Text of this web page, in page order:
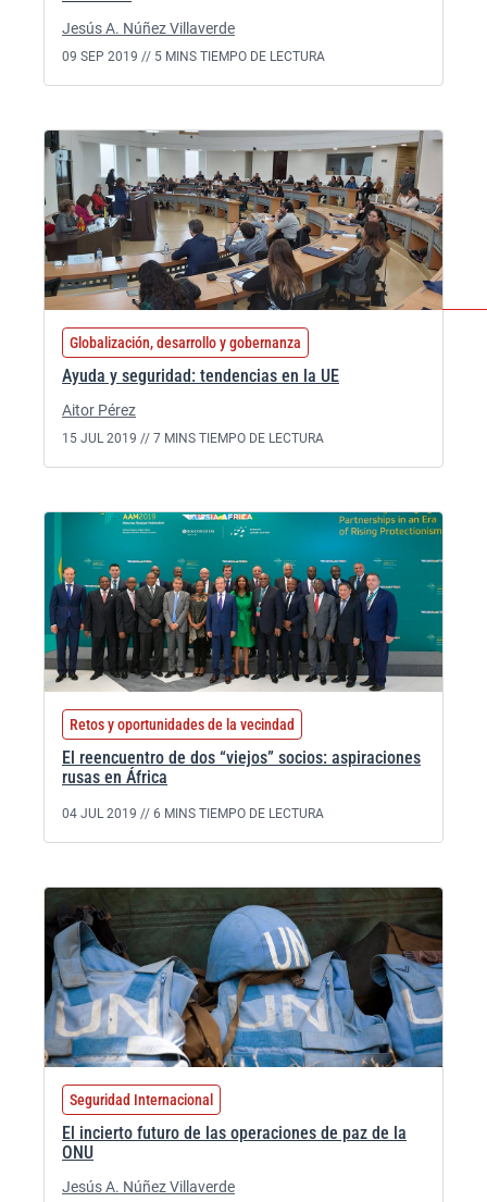
Jesús A. Núñez Villaverde
09 SEP 2019 // 5 MINS TIEMPO DE LECTURA
Globalización, desarrollo y gobernanza
Ayuda y seguridad: tendencias en la UE
Aitor Pérez
15 JUL 2019 // 7 MINS TIEMPO DE LECTURA
Retos y oportunidades de la vecindad
El reencuentro de dos “viejos” socios: aspiraciones
rusas en África
04 JUL 2019 // 6 MINS TIEMPO DE LECTURA
Seguridad Internacional
El incierto futuro de las operaciones de paz de la
ONU
Jesús A. Núñez Villaverde